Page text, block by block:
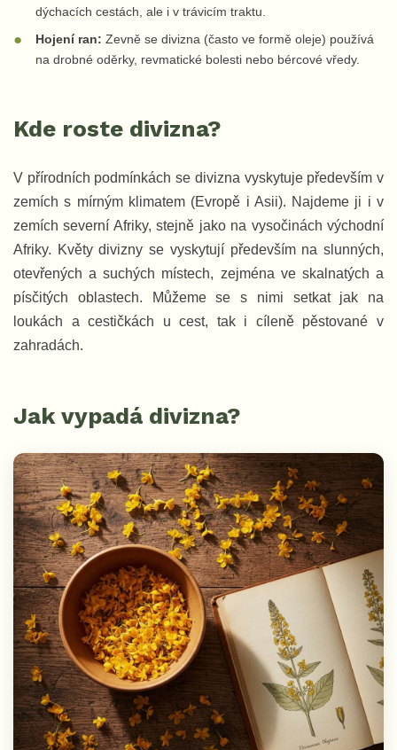
dýchacích cestách, ale i v trávicím traktu.
Hojení ran: Zevně se divizna (často ve formě oleje) používá
na drobné oděrky, revmatické bolesti nebo bércové vředy.
Kde roste divizna?
V přírodních podmínkách se divizna vyskytuje především v
zemích s mírným klimatem (Evropě i Asii). Najdeme ji i v
zemích severní Afriky, stejně jako na vysočinách východní
Afriky. Květy divizny se vyskytují především na slunných,
otevřených a suchých místech, zejména ve skalnatých a
písčitých oblastech. Můžeme se s nimi setkat jak na
loukách a cestičkách u cest, tak i cíleně pěstované v
zahradách.
Jak vypadá divizna?